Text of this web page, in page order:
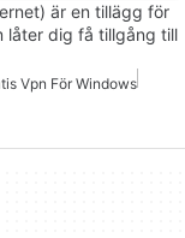
är en tillägg för
låter dig få tillgång till
Vpn För Windows